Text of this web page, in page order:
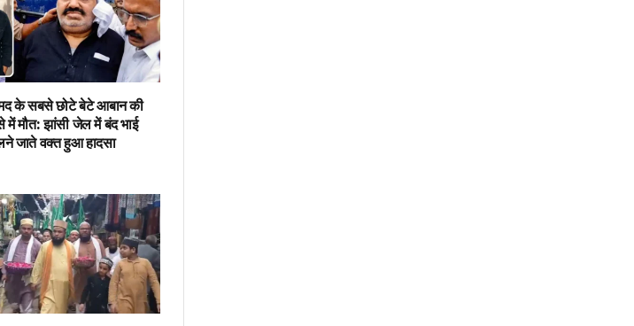
के सबसे छोटे बेटे आबान की
मौत: झांसी जेल में बंद भाई
जाते वक्त हुआ हादसा